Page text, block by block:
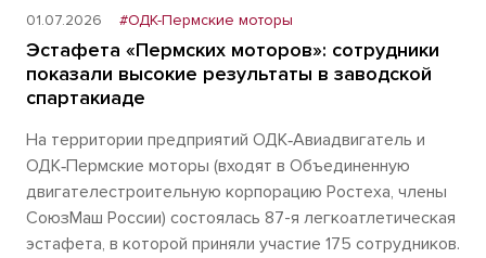
01.07.2026 #ОДК-Пермские моторы
Эстафета «Пермских моторов»: сотрудники
показали высокие результаты в заводской
спартакиаде
На территории предприятий ОДК‑Авиадвигатель и
ОДК‑Пермские моторы (входят в Объединенную
двигателестроительную корпорацию Ростеха, члены
СоюзМаш России) состоялась 87-я легкоатлетическая
эстафета, в которой приняли участие 175 сотрудников.